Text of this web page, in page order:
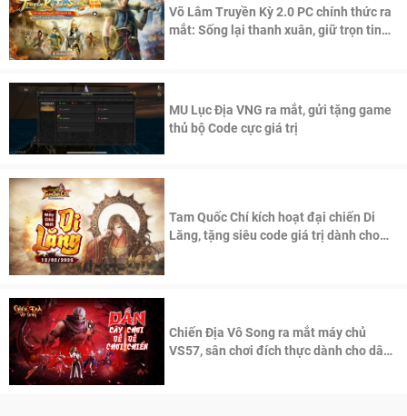
Võ Lâm Truyền Kỳ 2.0 PC chính thức ra
mắt: Sống lại thanh xuân, giữ trọn tinh
MU Lục Địa VNG ra mắt, gửi tặng game
thủ bộ Code cực giá trị
Tam Quốc Chí kích hoạt đại chiến Di
Lăng, tặng siêu code giá trị dành cho
Chiến Địa Vô Song ra mắt máy chủ
VS57, sân chơi đích thực dành cho dân